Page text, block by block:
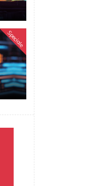
Speciale